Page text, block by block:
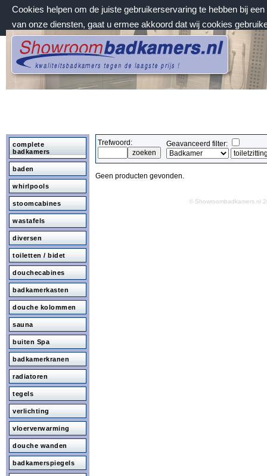
Cookies helpen om de juiste gebruikerservaring te hebben bij
van onze diensten, gaat u ermee akkoord dat wij cookies
maandag 10 augustus 2026, 14:04 uur
Welkom bij Showroombadkamers.nl
complete
badkamers
baden
whirlpools
stoomcabines
wastafels
diversen
toiletten / bidet
douchecabines
badkamerkasten
douche kolommen
sauna
buiten Spa
badkamerkranen
radiatoren
tegels
verlichting
vloerverwarming
douche wanden
badkamerspiegels
Trefwoord: Geavanceerd filter:
Geen producten gevonden.
©